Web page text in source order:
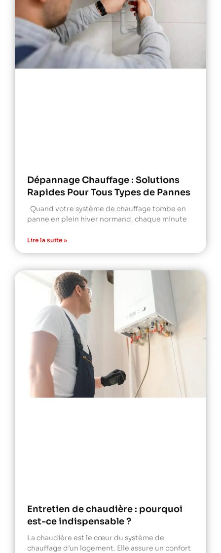
Dépannage Chauffage : Solutions
Rapides Pour Tous Types de Pannes
Quand votre système de chauffage tombe en
panne en plein hiver normand, chaque minute
Lire la suite »
Entretien de chaudière : pourquoi
est-ce indispensable ?
La chaudière est le cœur du système de
chauffage d’un logement. Elle assure un confort